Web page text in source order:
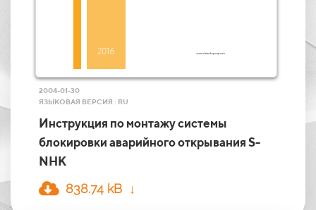
2004-01-30
ЯЗЫКОВАЯ ВЕРСИЯ : RU
Инструкция по монтажу системы
блокировки аварийного открывания S-
NHK
838.74 kB ↓